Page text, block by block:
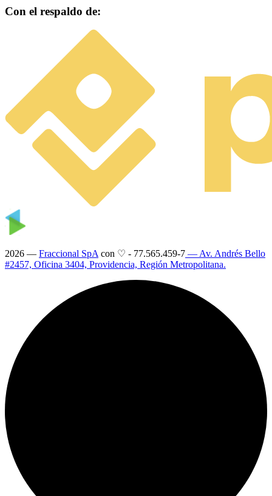
Con el respaldo de:
2026 — Fraccional SpA con ♡ - 77.565.459-7 — Av. Andrés Bello
#2457, Oficina 3404, Providencia, Región Metropolitana.